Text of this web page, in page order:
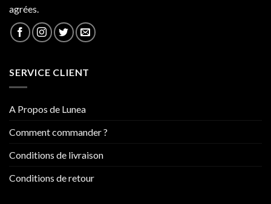
agrées.
SERVICE CLIENT
A Propos de Lunea
Comment commander ?
Conditions de livraison
Conditions de retour